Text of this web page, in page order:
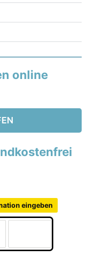
online
eingeben